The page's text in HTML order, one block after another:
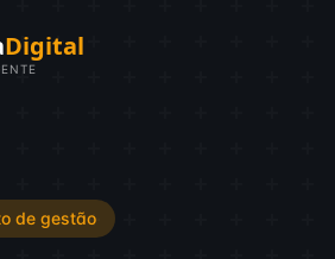
Digital
de gestão